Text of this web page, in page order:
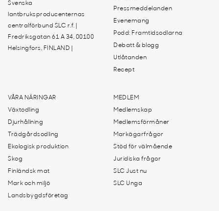
Svenska
lantbruksproducenternas
centralförbund SLC r.f. |
Fredriksgatan 61 A 34, 00100
Helsingfors, FINLAND |
Pressmeddelanden
Evenemang
Podd: Framtidsodlarna
Debatt & blogg
Utlåtanden
Recept
VÅRA NÄRINGAR
Växtodling
Djurhållning
Trädgårdsodling
Ekologisk produktion
Skog
Finländsk mat
Mark och miljö
Landsbygdsföretag
MEDLEM
Medlemskap
Medlemsförmåner
Markägarfrågor
Stöd för välmående
Juridiska frågor
SLC Just nu
SLC Unga